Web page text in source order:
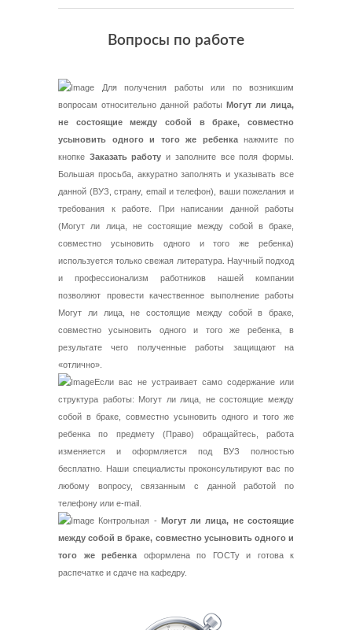
Вопросы по работе
Для получения работы или по возникшим
вопросам относительно данной работы Могут ли лица,
не состоящие между собой в браке, совместно
усыновить одного и того же ребенканажмите по
кнопке Заказать работу и заполните все поля формы.
Большая просьба, аккуратно заполнять и указывать все
данной (ВУЗ, страну, email и телефон), ваши пожелания и
требования к работе. При написании данной работы
(Могут ли лица, не состоящие между собой в браке,
совместно усыновить одного и того же ребенка)
используется только свежая литература. Научный подход
и профессионализм работников нашей компании
позволяют провести качественное выполнение работы
Могут ли лица, не состоящие между собой в браке,
совместно усыновить одного и того же ребенка, в
результате чего полученные работы защищают на
«отлично».
Если вас не устраивает само содержание или
структура работы: Могут ли лица, не состоящие между
собой в браке, совместно усыновить одного и того же
ребенка по предмету (Право) обращайтесь, работа
изменяется и оформляется под ВУЗ полностью
бесплатно. Наши специалисты проконсультируют вас по
любому вопросу, связанным с данной работой по
телефону или e-mail.
Контрольная - Могут ли лица, не состоящие
между собой в браке, совместно усыновить одного и
того же ребенка оформлена по ГОСТу и готова к
распечатке и сдаче на кафедру.